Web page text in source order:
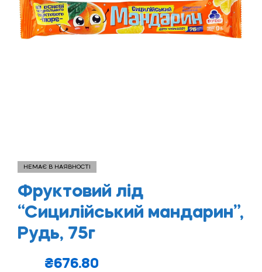
НЕМАЄ В НАЯВНОСТІ
Фруктовий лід
“Сицилійський мандарин”,
Рудь, 75г
₴676.80